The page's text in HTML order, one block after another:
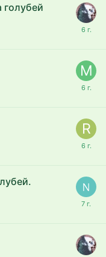
голубей